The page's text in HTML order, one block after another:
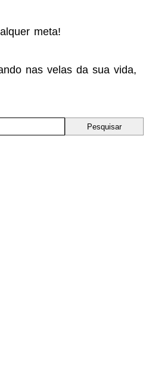
meta!
nas velas da sua vida,